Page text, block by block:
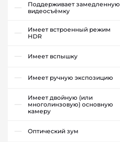
Поддерживает замедленную
видеосъёмку
Имеет встроенный режим
HDR
Имеет вспышку
Имеет ручную экспозицию
Имеет двойную (или
многолинзовую) основную
камеру
Оптический зум